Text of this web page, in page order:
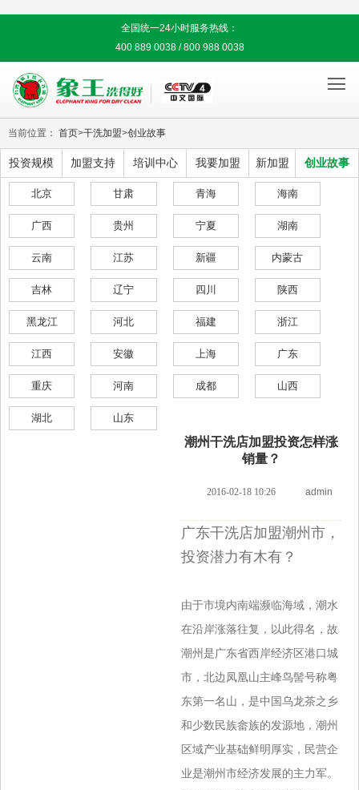
全国统一24小时服务热线：
400 889 0038 / 800 988 0038

当前位置： 首页>干洗加盟>创业故事
投资规模 加盟支持 培训中心 我要加盟 新加盟 创业故事
北京 甘肃 青海 海南
广西 贵州 宁夏 湖南
云南 江苏 新疆 内蒙古
吉林 辽宁 四川 陕西
黑龙江 河北 福建 浙江
江西 安徽 上海 广东
重庆 河南 成都 山西
湖北 山东
潮州干洗店加盟投资怎样涨
销量？
2016-02-18 10:26 admin
广东干洗店加盟潮州市，
投资潜力有木有？
由于市境内南端濒临海域，潮水
在沿岸涨落往复，以此得名，故
潮州是广东省西岸经济区港口城
市，北边凤凰山主峰鸟髻号称粤
东第一名山，是中 国乌龙茶之乡
和少数民族畲族的发源地，潮州
区域产业基础鲜明厚实，民营企
业是潮州市经济发展的主力军。